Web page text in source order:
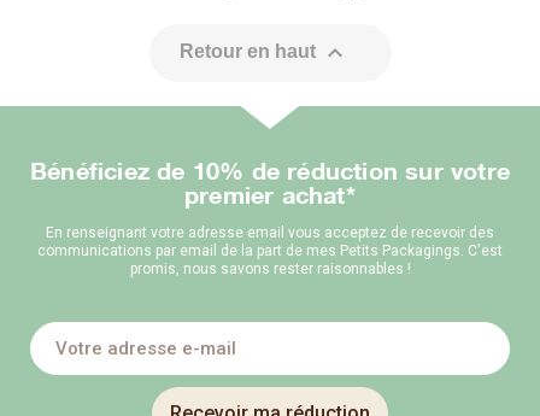
Retour en haut 
Bénéficiez de 10% de réduction sur votre
premier achat*
En renseignant votre adresse email vous acceptez de recevoir des
communications par email de la part de mes Petits Packagings. C'est
promis, nous savons rester raisonnables !